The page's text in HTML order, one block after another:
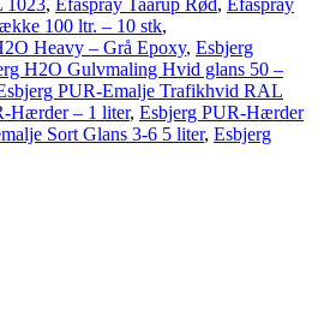
1023, Efaspray Taarup Rød, Efaspray
100 ltr. – 10 stk,
Heavy – Grå Epoxy, Esbjerg
H2O Gulvmaling Hvid glans 50 –
PUR-Emalje Trafikhvid RAL
Hærder – 1 liter, Esbjerg PUR-Hærder
Sort Glans 3-6 5 liter, Esbjerg